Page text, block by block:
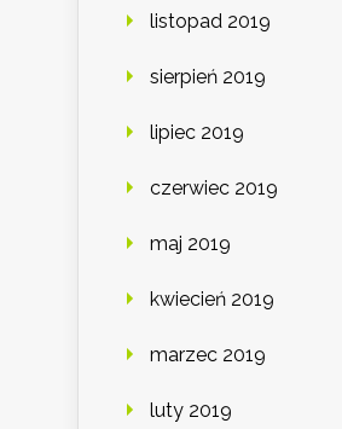
listopad 2019
sierpień 2019
lipiec 2019
czerwiec 2019
maj 2019
kwiecień 2019
marzec 2019
luty 2019